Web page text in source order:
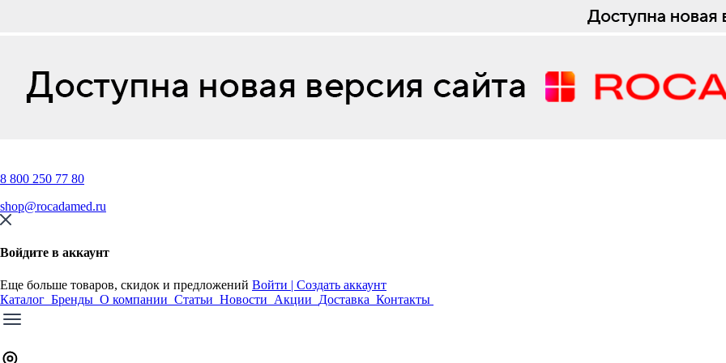
8 800 250 77 80
shop@rocadamed.ru
Войдите в аккаунт
Еще больше товаров, скидок и предложений Войти | Создать аккаунт
Каталог Бренды О компании Статьи Новости Акции Доставка Контакты